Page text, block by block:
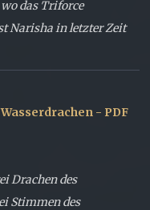
das Triforce
Narisha in letzter Zeit
- PDF
Drachen des
Stimmen des